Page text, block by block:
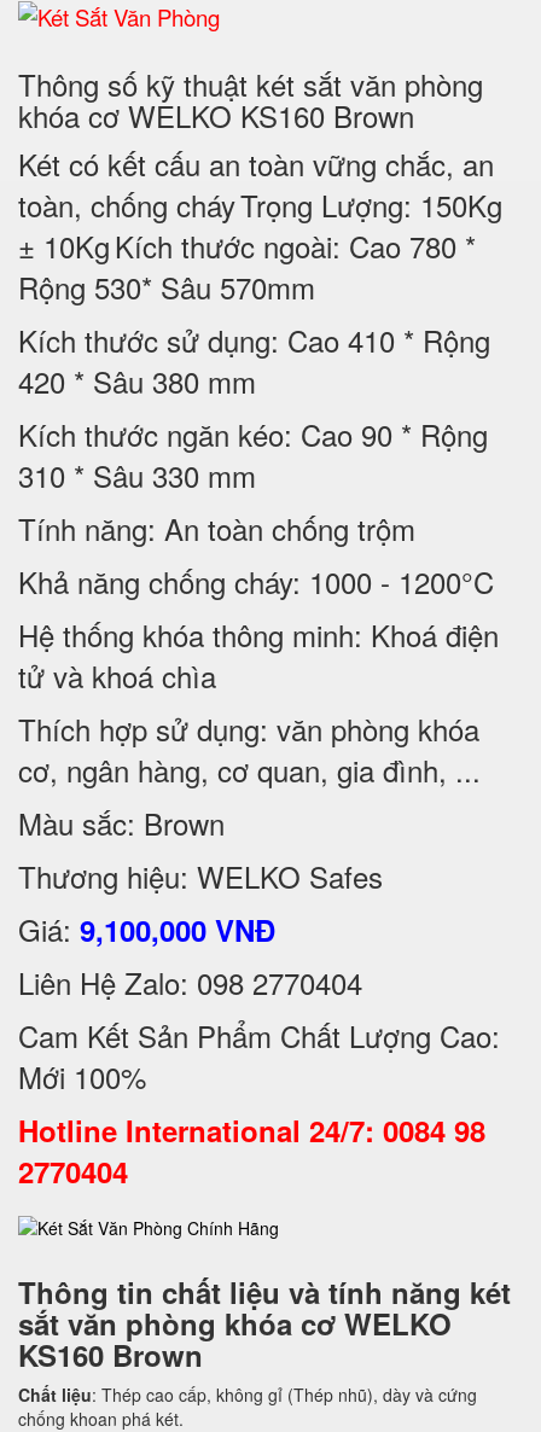
Thông số kỹ thuật két sắt văn phòng
khóa cơ WELKO KS160 Brown
Két có kết cấu an toàn vững chắc, an
toàn, chống cháyTrọng Lượng: 150Kg
± 10Kg Kích thước ngoài: Cao 780 *
Rộng 530* Sâu 570mm
Kích thước sử dụng: Cao 410 * Rộng
420 * Sâu 380 mm
Kích thước ngăn kéo: Cao 90 * Rộng
310 * Sâu 330 mm
Tính năng: An toàn chống trộm
Khả năng chống cháy: 1000 - 1200°C
Hệ thống khóa thông minh: Khoá điện
tử và khoá chìa
Thích hợp sử dụng: văn phòng khóa
cơ, ngân hàng, cơ quan, gia đình, ...
Màu sắc: Brown
Thương hiệu: WELKO Safes
Giá: 9,100,000 VNĐ
Liên Hệ Zalo: 098 2770404
Cam Kết Sản Phẩm Chất Lượng Cao:
Mới 100%
Hotline International 24/7: 0084 98
2770404
Thông tin chất liệu và tính năng két
sắt văn phòng khóa cơ WELKO
KS160 Brown
Chất liệu: Thép cao cấp, không gỉ (Thép nhũ), dày và cứng
chống khoan phá két.